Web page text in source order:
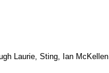
Laurie, Sting, Ian McKellen